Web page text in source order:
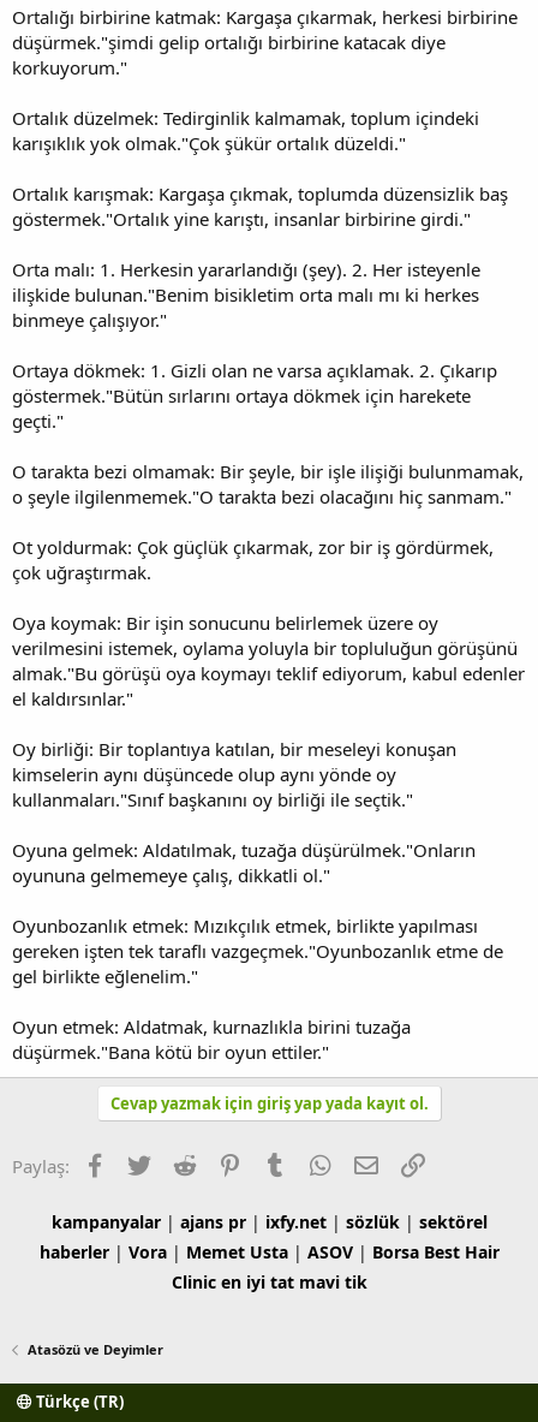
Ortalığı birbirine katmak: Kargaşa çıkarmak, herkesi birbirine
düşürmek."şimdi gelip ortalığı birbirine katacak diye
korkuyorum."
Ortalık düzelmek: Tedirginlik kalmamak, toplum içindeki
karışıklık yok olmak."Çok şükür ortalık düzeldi."
Ortalık karışmak: Kargaşa çıkmak, toplumda düzensizlik baş
göstermek."Ortalık yine karıştı, insanlar birbirine girdi."
Orta malı: 1. Herkesin yararlandığı (şey). 2. Her isteyenle
ilişkide bulunan."Benim bisikletim orta malı mı ki herkes
binmeye çalışıyor."
Ortaya dökmek: 1. Gizli olan ne varsa açıklamak. 2. Çıkarıp
göstermek."Bütün sırlarını ortaya dökmek için harekete
geçti."
O tarakta bezi olmamak: Bir şeyle, bir işle ilişiği bulunmamak,
o şeyle ilgilenmemek."O tarakta bezi olacağını hiç sanmam."
Ot yoldurmak: Çok güçlük çıkarmak, zor bir iş gördürmek,
çok uğraştırmak.
Oya koymak: Bir işin sonucunu belirlemek üzere oy
verilmesini istemek, oylama yoluyla bir topluluğun görüşünü
almak."Bu görüşü oya koymayı teklif ediyorum, kabul edenler
el kaldırsınlar."
Oy birliği: Bir toplantıya katılan, bir meseleyi konuşan
kimselerin aynı düşüncede olup aynı yönde oy
kullanmaları."Sınıf başkanını oy birliği ile seçtik."
Oyuna gelmek: Aldatılmak, tuzağa düşürülmek."Onların
oyununa gelmemeye çalış, dikkatli ol."
Oyunbozanlık etmek: Mızıkçılık etmek, birlikte yapılması
gereken işten tek taraflı vazgeçmek."Oyunbozanlık etme de
gel birlikte eğlenelim."
Oyun etmek: Aldatmak, kurnazlıkla birini tuzağa
düşürmek."Bana kötü bir oyun ettiler."
Cevap yazmak için giriş yap yada kayıt ol.
Paylaş: Facebook
TwitterReddit PinterestTumblrWhatsApp
E-postaLink
kampanyalar| ajans pr| ixfy.net| sözlük| sektörel
haberler| Vora| Memet Usta| ASOV| Borsa Best Hair
Clinic en iyi tat mavi tik
Atasözü ve Deyimler
Türkçe (TR)